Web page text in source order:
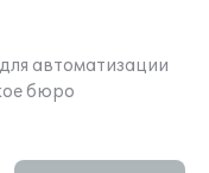
автоматизации
бюро